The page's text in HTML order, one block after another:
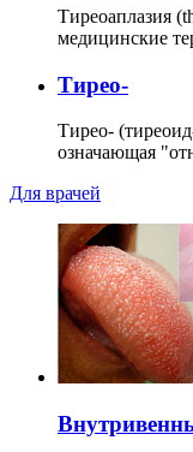
Тиреоаплазия
медицинские
Тирео-
Тирео-
означающая
Для врачей